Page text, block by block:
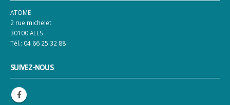
ATOME
2 rue michelet
30100 ALES
Tél.: 04 66 25 32 88
SUIVEZ-NOUS